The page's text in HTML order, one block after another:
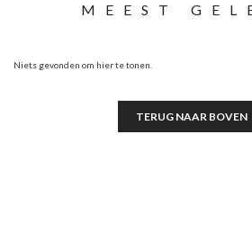
MEEST
Niets gevonden om hier te tonen.
TERUG NAAR BOVEN